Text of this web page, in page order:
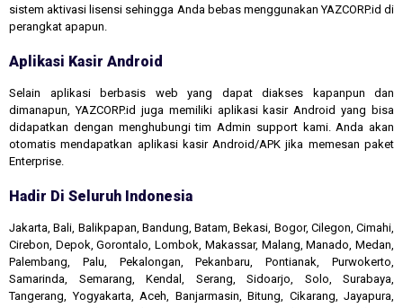
sistem aktivasi lisensi sehingga Anda bebas menggunakan YAZCORP.id di
perangkat apapun.
Aplikasi Kasir Android
Selain aplikasi berbasis web yang dapat diakses kapanpun dan
dimanapun, YAZCORP.id juga memiliki aplikasi kasir Android yang bisa
didapatkan dengan menghubungi tim Admin support kami. Anda akan
otomatis mendapatkan aplikasi kasir Android/APK jika memesan paket
Enterprise.
Hadir Di Seluruh Indonesia
Jakarta, Bali, Balikpapan, Bandung, Batam, Bekasi, Bogor, Cilegon, Cimahi,
Cirebon, Depok, Gorontalo, Lombok, Makassar, Malang, Manado, Medan,
Palembang, Palu, Pekalongan, Pekanbaru, Pontianak, Purwokerto,
Samarinda, Semarang, Kendal, Serang, Sidoarjo, Solo, Surabaya,
Tangerang, Yogyakarta, Aceh, Banjarmasin, Bitung, Cikarang, Jayapura,